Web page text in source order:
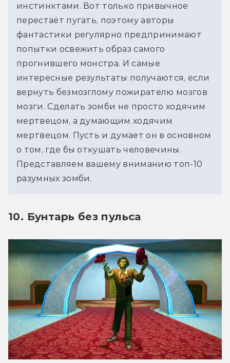
инстинктами. Вот только привычное
перестаёт пугать, поэтому авторы
фантастики регулярно предпринимают
попытки освежить образ самого
прогнившего монстра. И самые
интересные результаты получаются, если
вернуть безмозглому пожирателю мозгов
мозги. Сделать зомби не просто ходячим
мертвецом, а думающим ходячим
мертвецом. Пусть и думает он в основном
о том, где бы откушать человечины.
Представляем вашему вниманию топ-10
разумных зомби.
10. Бунтарь без пульса